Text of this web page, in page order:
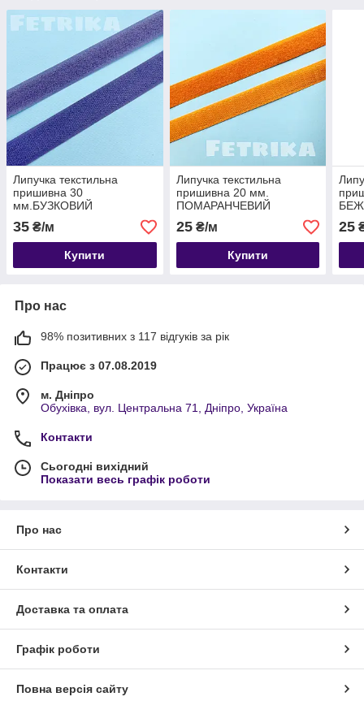
Липучка текстильна
пришивна 30
мм.БУЗКОВИЙ
35 ₴/м
Купити
Липучка текстильна
пришивна 20 мм.
ПОМАРАНЧЕВИЙ
25₴/м
Купити
25
Про нас
98% позитивних з 117 відгуків за рік
Працює з 07.08.2019
м. Дніпро
Обухівка, вул. Центральна 71, Дніпро, Україна
Контакти
Сьогодні вихідний
Показати весь графік роботи
Про нас
Контакти
Доставка та оплата
Графік роботи
Повна версія сайту